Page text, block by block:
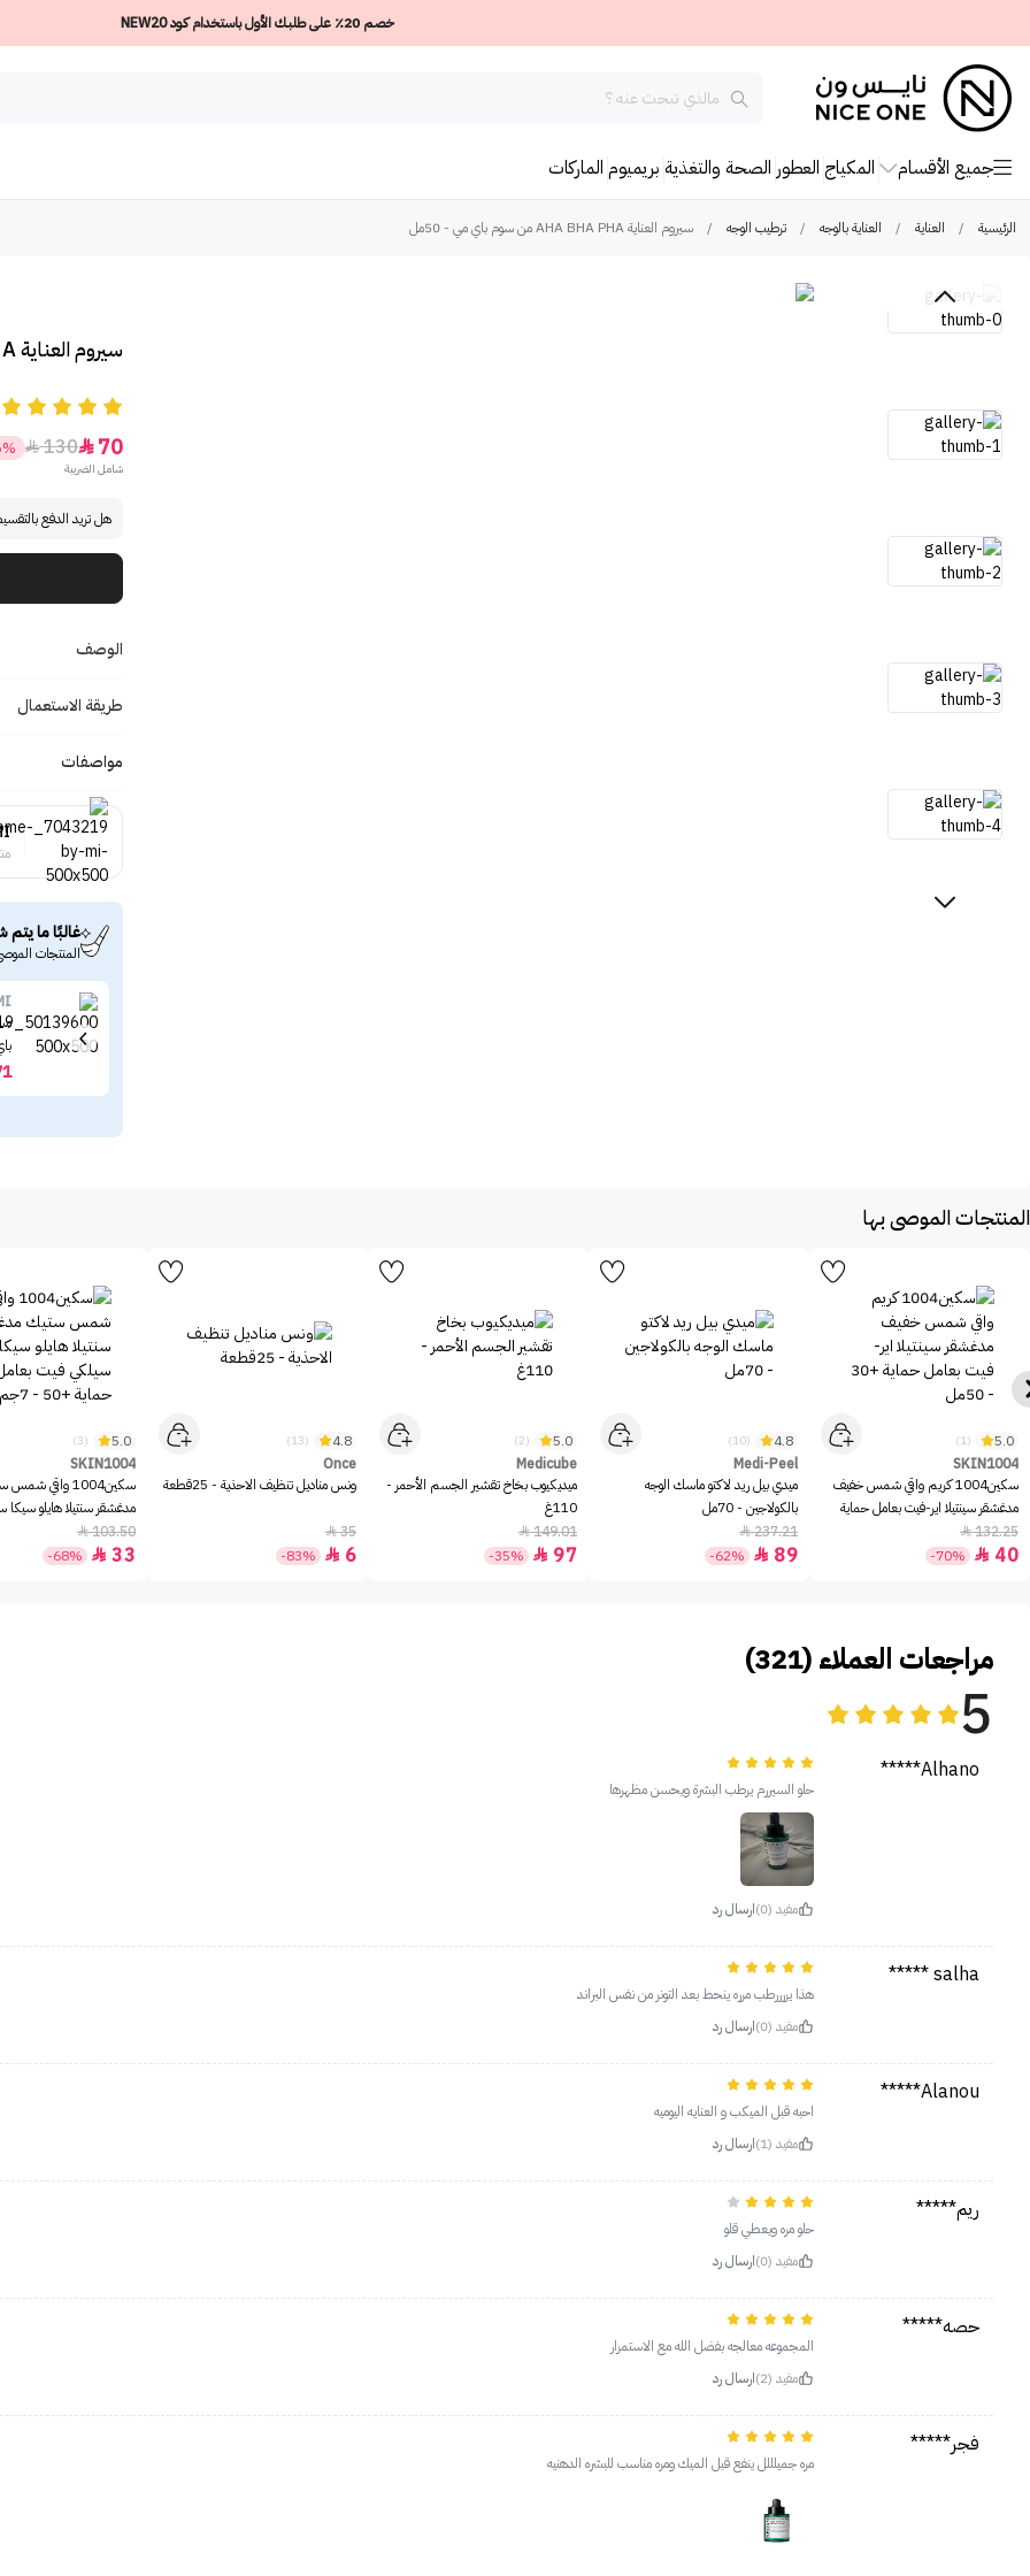
خصم 20٪ على طلبك الأول باستخدام كود NEW20
جميع الأقسام المكياج العطور الصحة والتغذية بريميوم الماركات
الرئيسية / العناية / العناية بالوجه / ترطيب الوجه / سيروم العناية AHA BHA PHA من سوم باي مي - 50مل
سيروم العناية AHA BHA PHA من سوم باي مي - 50مل
70

130

شامل الضريبة
هل تريد الدفع
الوصف
طريقة الاستعمال
مواصفات
غالبًا ما يتم
المنتجات
المنتجات الموصى بها
5.0
(1)
SKIN1004
سكين1004 كريم واقي شمس خفيف
مدغشقر سينتيلا اير-فيت بعامل حماية
+30 - 50مل
132.25

40

-70%
4.8
(10)
Medi-Peel
ميدي بيل ريد لاكتو ماسك الوجه
بالكولاجين - 70مل
237.21

89

-62%
5.0
(2)
Medicube
ميديكيوب بخاخ تقشير الجسم الأحمر -
110غ
149.01

97

-35%
4.8
(13)
Once
ونس مناديل تنظيف الاحذية - 25قطعة
35

6

-83%
5.0
(3)
SKIN1004
سكين1004 واقي
مدغشقر سنتيلا هايلو
بعامل حماية +50 - 7جم
103.50

33

-68%
مراجعات العملاء (321)
5
Alhano*****
حلو السيررم يرطب البشرة ويحسن مظهرها
مفيد (0) ارسال رد
salha *****
هذا يررررطب مرره ينحط بعد التونر من نفس البراند
مفيد (0)
ارسال رد
Alanou*****
احبه قبل الميكب و العنايه اليوميه
مفيد (1)
ارسال رد
ريم*****
حلو مره ويعطي قلو
مفيد (0)
ارسال رد
حصه*****
المجموعه معالجه بفضل الله مع الاستمرار
مفيد (2)
ارسال رد
فجر*****
مره جميلللل ينفع قبل الميك ومره مناسب للبشره الدهنيه